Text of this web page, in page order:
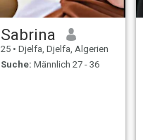
Sabrina
25 • Djelfa, Djelfa, Algerien
Suche: Männlich 27 - 36